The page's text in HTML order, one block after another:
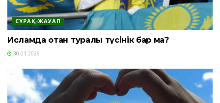
СҰРАҚ-ЖАУАП
Исламда отан туралы түсінік бар ма?
30.01.2026